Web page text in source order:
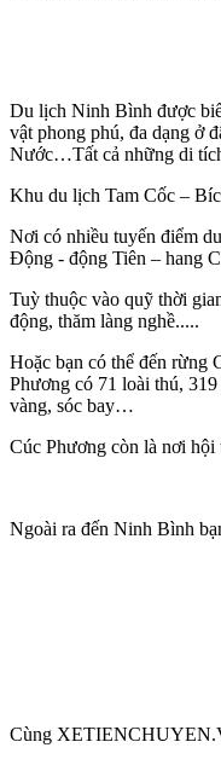
Du lịch Ninh Bình được
vật phong phú, đa dạng ở
Nước…Tất cả những di
Khu du lịch Tam Cốc –
Nơi có nhiều tuyến điểm
Động - động Tiên – hang
Tuỳ thuộc vào quỹ thời
động, thăm làng nghề.....
Hoặc bạn có thể đến rừng
Phương có 71 loài thú,
vàng, sóc bay…
Cúc Phương còn là nơi hội
Ngoài ra đến Ninh Bình
Cùng